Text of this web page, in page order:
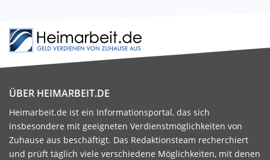
ÜBER HEIMARBEIT.DE
Heimarbeit.de ist ein Informationsportal, das sich
insbesondere mit geeigneten Verdienstmöglichkeiten von
Zuhause aus beschäftigt. Das Redaktionsteam recherchiert
und prüft täglich viele verschiedene Möglichkeiten, mit denen